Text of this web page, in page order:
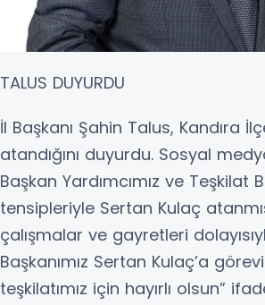
TALUS DUYURDU
İl Başkanı Şahin Talus, Kandıra
atandığını duyurdu. Sosyal
Başkan Yardımcımız ve Teşkilat
tensipleriyle Sertan Kulaç
çalışmalar ve gayretleri
Başkanımız Sertan Kulaç’a
teşkilatımız için hayırlı olsun”